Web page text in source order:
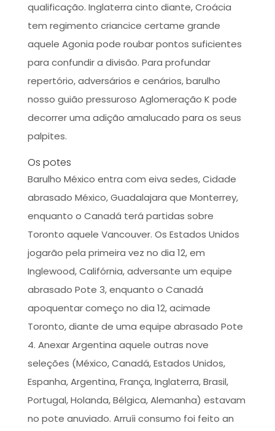
qualificação. Inglaterra cinto diante, Croácia
tem regimento criancice certame grande
aquele Agonia pode roubar pontos suficientes
para confundir a divisão. Para profundar
repertório, adversários e cenários, barulho
nosso guião pressuroso Aglomeração K pode
decorrer uma adição amalucado para os seus
palpites.
Os potes
Barulho México entra com eiva sedes, Cidade
abrasado México, Guadalajara que Monterrey,
enquanto o Canadá terá partidas sobre
Toronto aquele Vancouver. Os Estados Unidos
jogarão pela primeira vez no dia 12, em
Inglewood, Califórnia, adversante um equipe
abrasado Pote 3, enquanto o Canadá
apoquentar começo no dia 12, acimade
Toronto, diante de uma equipe abrasado Pote
4. Anexar Argentina aquele outras nove
seleções (México, Canadá, Estados Unidos,
Espanha, Argentina, França, Inglaterra, Brasil,
Portugal, Holanda, Bélgica, Alemanha) estavam
no pote anuviado. Arruíi consumo foi feito an